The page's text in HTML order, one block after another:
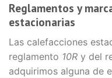
Reglamentos y
estacionarias
Las calefacciones
reglamento 10R y del
adquirimos alguna de